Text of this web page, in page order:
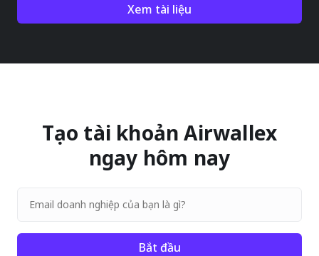
Xem tài liệu
Tạo tài khoản Airwallex
ngay hôm nay
Bắt đầu